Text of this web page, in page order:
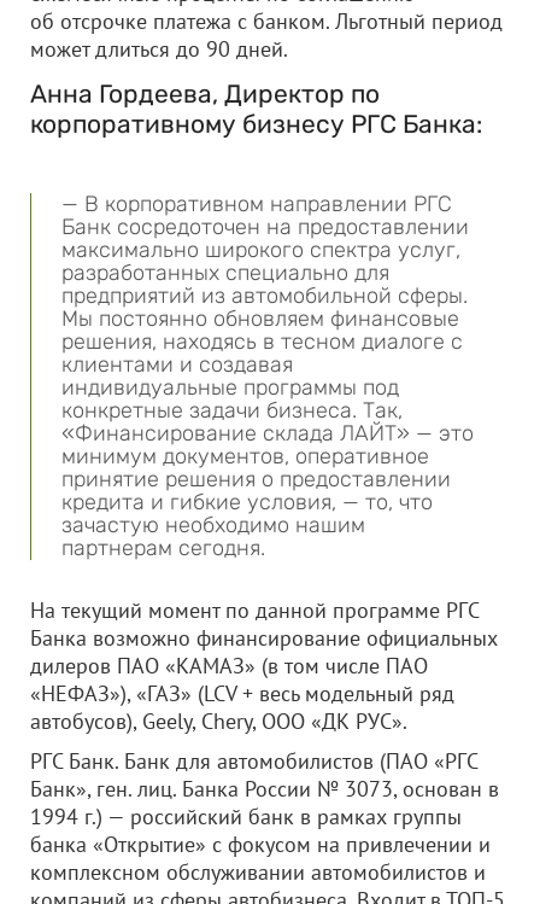
об отсрочке платежа с банком. Льготный период
может длиться до 90 дней.
Анна Гордеева, Директор по
корпоративному бизнесу РГС Банка:
— В корпоративном направлении РГС
Банк сосредоточен на предоставлении
максимально широкого спектра услуг,
разработанных специально для
предприятий из автомобильной сферы.
Мы постоянно обновляем финансовые
решения, находясь в тесном диалоге с
клиентами и создавая
индивидуальные программы под
конкретные задачи бизнеса. Так,
«Финансирование склада ЛАЙТ» — это
минимум документов, оперативное
принятие решения о предоставлении
кредита и гибкие условия, — то, что
зачастую необходимо нашим
партнерам сегодня.
На текущий момент по данной программе РГС
Банка возможно финансирование официальных
дилеров ПАО «КАМАЗ» (в том числе ПАО
«НЕФАЗ»), «ГАЗ» (LCV + весь модельный ряд
автобусов), Geely, Chery, ООО «ДК РУС».
РГС Банк. Банк для автомобилистов (ПАО «РГС
Банк», ген. лиц. Банка России № 3073, основан в
1994 г.) — российский банк в рамках группы
банка «Открытие» с фокусом на привлечении и
комплексном обслуживании автомобилистов и